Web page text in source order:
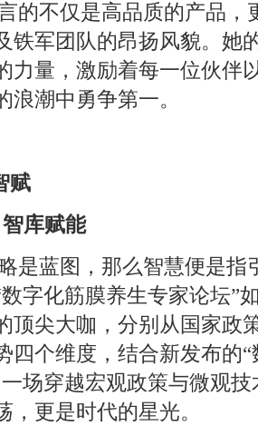
的不仅是高品质的产品，
铁军团队的昂扬风貌。她
力量，激励着每一位伙伴
浪潮中勇争第一。
赋
库赋能
是蓝图，那么智慧便是指
字化筋膜养生专家论坛”
顶尖大咖，分别从国家政
四个维度，结合新发布的
场穿越宏观政策与微观
，更是时代的星光。